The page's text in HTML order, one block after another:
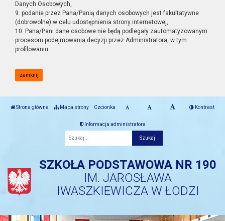
Danych Osobowych,
9. podanie przez Pana/Panią danych osobowych jest fakultatywne
(dobrowolne) w celu udostępnienia strony internetowej,
10. Pana/Pani dane osobowe nie będą podlegały zautomatyzowanym
procesom podejmowania decyzji przez Administratora, w tym
profilowaniu.
zamknij
Strona główna Mapa strony Czcionka Kontrast
Informacja administratora
SZKOŁA PODSTAWOWA NR 190
IM. JAROSŁAWA
IWASZKIEWICZA W ŁODZI